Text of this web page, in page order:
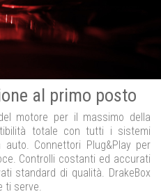
al primo posto
motore per il massimo della
totale con tutti i sistemi
Connettori Plug&Play per
Controlli costanti ed accurati
standard di qualità. DrakeBox
ti serve.